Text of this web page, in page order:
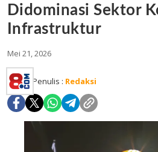
Didominasi Sektor
Infrastruktur
Mei 21, 2026
Penulis : Redaksi